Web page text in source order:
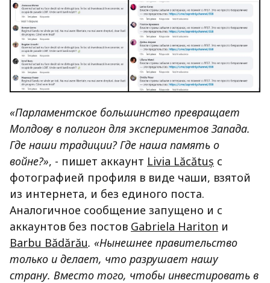
«Парламентское большинство превращает
Молдову в полигон для экспериментов Запада.
Где наши традиции? Где наша память о
войне?», - пишет аккаунт Livia Lăcătuș с
фотографией профиля в виде чаши, взятой
из интернета, и без единого поста.
Аналогичное сообщение запущено и с
аккаунтов без постов Gabriela Hariton и
Barbu Bădărău. «Нынешнее правительство
только и делает, что разрушает нашу
страну. Вместо того, чтобы инвестировать в